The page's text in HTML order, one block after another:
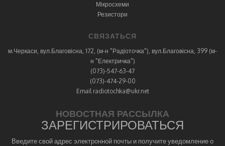
Мікросхеми
Резистори
СВЯЗАТЬСЯ
м.Черкаси, вул.Благовісна, 172, (м-н "Радіоточка"), вул.Благовісна, 399 (м-
н "Електричка")
(073)-547-63-47
(073)-474-29-00
Email radiotochka@ukr.net
НОВОСТНАЯ РАССЫЛКА
ЗАРЕГИСТРИРОВАТЬСЯ
Введите свой адрес электронной почты и получите уведомление о